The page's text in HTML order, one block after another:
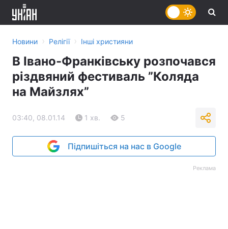
Новини › Релігії › Інші християни
В Івано-Франківську розпочався
різдвяний фестиваль ”Коляда
на Майзлях”
03:40, 08.01.14 1 хв. 5
Підпишіться на нас в Google
Реклама